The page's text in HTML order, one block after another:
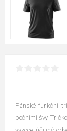
Pánské funkční
bočními švy.